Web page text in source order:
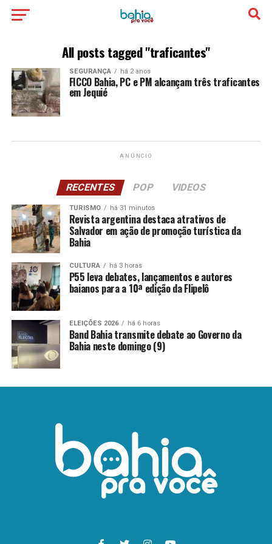
All posts tagged "traficantes"
SEGURANÇA há 2 anos
FICCO Bahia, PC e PM alcançam três traficantes
em Jequié
ANÚNCIO
RECENTES POP VIDEOS
TURISMO há 31 minutos
Revista argentina destaca atrativos de
Salvador em ação de promoção turística da
Bahia
CULTURA há 3 horas
P55 leva debates, lançamentos e autores
baianos para a 10ª edição da Flipelô
ELEIÇÕES 2026 há 6 horas
Band Bahia transmite debate ao Governo da
Bahia neste domingo (9)